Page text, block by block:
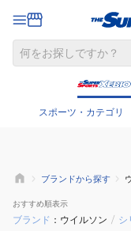
スポーツ・カテゴリ
ブランドから探す
おすすめ順表示
ブランド ウイルソン / シ